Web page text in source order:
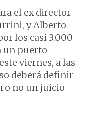
el ex director
y Alberto
los casi 3.000
un puerto
viernes, a las
deberá definir
o no un juicio